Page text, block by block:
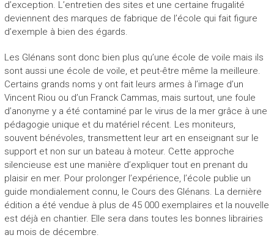
d’exception. L’entretien des sites et une certaine frugalité
deviennent des marques de fabrique de l’école qui fait figure
d’exemple à bien des égards.
Les Glénans sont donc bien plus qu’une école de voile mais ils
sont aussi une école de voile, et peut-être même la meilleure.
Certains grands noms y ont fait leurs armes à l’image d’un
Vincent Riou ou d’un Franck Cammas, mais surtout, une foule
d’anonyme y a été contaminé par le virus de la mer grâce à une
pédagogie unique et du matériel récent. Les moniteurs,
souvent bénévoles, transmettent leur art en enseignant sur le
support et non sur un bateau à moteur. Cette approche
silencieuse est une manière d’expliquer tout en prenant du
plaisir en mer. Pour prolonger l’expérience, l’école publie un
guide mondialement connu, le Cours des Glénans. La dernière
édition a été vendue à plus de 45 000 exemplaires et la nouvelle
est déjà en chantier. Elle sera dans toutes les bonnes librairies
au mois de décembre.